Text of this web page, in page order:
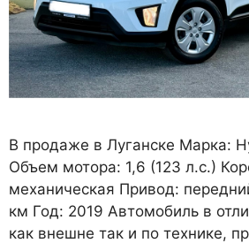
В продаже в Луганске Марка:
Объем мотора: 1,6 (123 л.с.)
механическая Привод:
км Год: 2019 Автомобиль в
как внешне так и по технике,